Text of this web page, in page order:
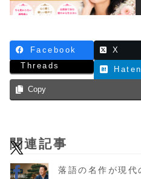
Facebook X
Threads
Copy
関連記事
落語の名作が現代